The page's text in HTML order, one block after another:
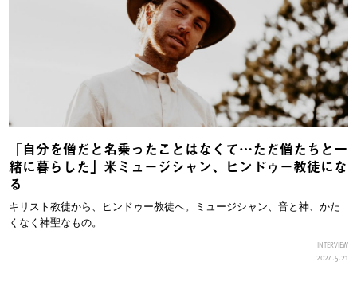
「自分を僧だと名乗ったことはなくて…ただ僧たちと一
緒に暮らした」米ミュージシャン、ヒンドゥー教徒にな
る
キリスト教徒から、ヒンドゥー教徒へ。ミュージシャン、音と神、かた
くなく神聖なもの。
INTERVIEW
2024.5.21